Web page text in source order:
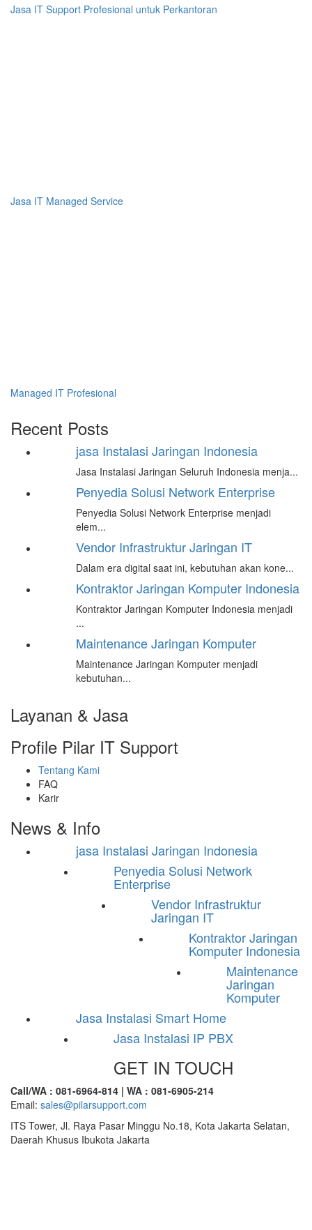
Jasa IT Support Profesional untuk Perkantoran
Jasa IT Managed Service
Managed IT Profesional
Recent Posts
jasa Instalasi Jaringan Indonesia
Jasa Instalasi Jaringan Seluruh Indonesia menja...
Penyedia Solusi Network Enterprise
Penyedia Solusi Network Enterprise menjadi
elem...
Vendor Infrastruktur Jaringan IT
Dalam era digital saat ini, kebutuhan akan kone...
Kontraktor Jaringan Komputer Indonesia
Kontraktor Jaringan Komputer Indonesia menjadi
...
Maintenance Jaringan Komputer
Maintenance Jaringan Komputer menjadi
kebutuhan...
Layanan & Jasa
Profile Pilar IT Support
Tentang Kami
FAQ
Karir
News & Info
jasa Instalasi Jaringan Indonesia
Penyedia Solusi Network
Enterprise
Vendor Infrastruktur
Jaringan IT
Kontraktor Jaringan
Komputer Indonesia
Maintenance
Jaringan
Komputer
Jasa Instalasi Smart Home
Jasa Instalasi IP PBX
GET IN TOUCH
Call/WA : 081-6964-814 | WA : 081-6905-214
Email: sales@pilarsupport.com
ITS Tower, Jl. Raya Pasar Minggu No.18, Kota Jakarta Selatan,
Daerah Khusus Ibukota Jakarta